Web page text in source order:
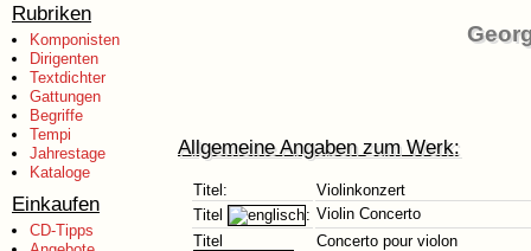
Rubriken
Komponisten
Dirigenten
Textdichter
Gattungen
Begriffe
Tempi
Jahrestage
Kataloge
Einkaufen
CD-Tipps
Allgemeine Angaben zum Werk:
Titel:
Violinkonzert
Titel
: Violin Concerto
Titel
Concerto pour violon